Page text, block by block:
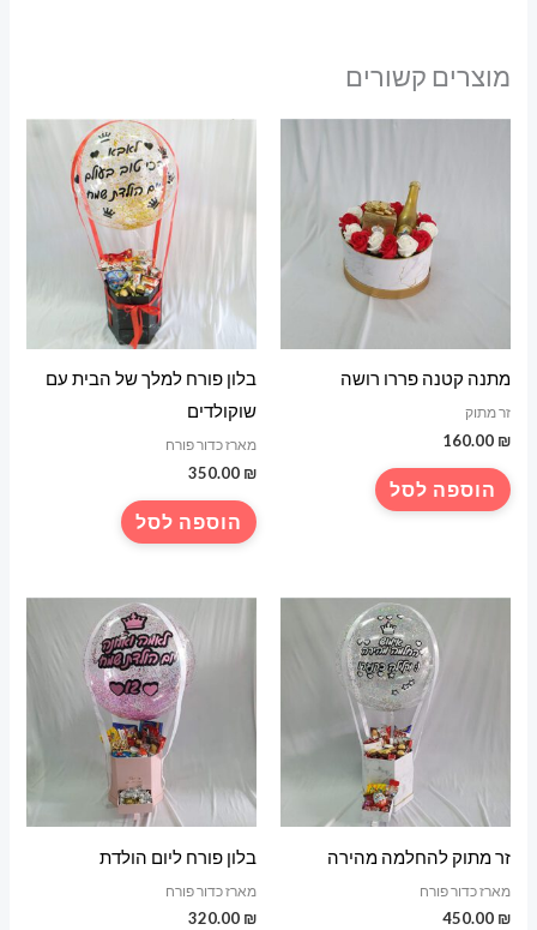
מוצרים קשורים
מתנה קטנה פררו רושה
זר מתוק
160.00 ₪
הוספה לסל
בלון פורח למלך של הבית עם
שוקולדים
מארז כדור פורח
350.00 ₪
הוספה לסל
זר מתוק להחלמה מהירה
מארז כדור פורח
450.00 ₪
בלון פורח ליום הולדת
מארז כדור פורח
320.00 ₪